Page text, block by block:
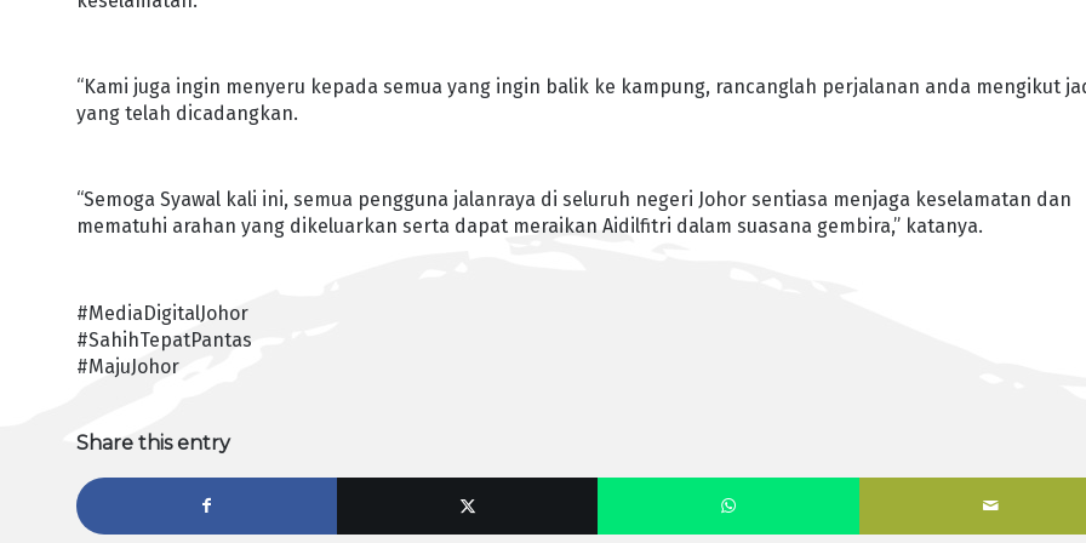
“Kami juga ingin menyeru kepada semua yang ingin balik ke kampung, rancanglah perjalanan anda mengikut
yang telah dicadangkan.
“Semoga Syawal kali ini, semua pengguna jalanraya di seluruh negeri Johor sentiasa menjaga keselamatan dan
mematuhi arahan yang dikeluarkan serta dapat meraikan Aidilfitri dalam suasana gembira,” katanya.
#MediaDigitalJohor
#SahihTepatPantas
#MajuJohor
Share this entry